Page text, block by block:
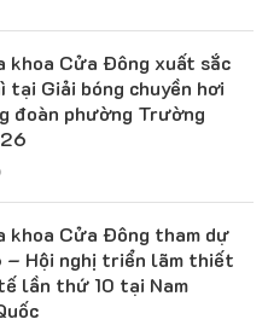
khoa Cửa Đông xuất sắc
tại Giải bóng chuyền hơi
đoàn phường Trường
khoa Cửa Đông tham dự
– Hội nghị triển lãm thiết
lần thứ 10 tại Nam